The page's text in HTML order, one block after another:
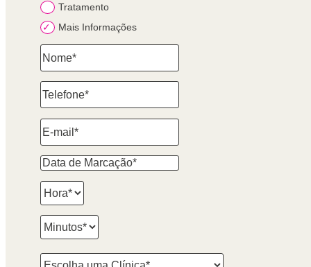
Tratamento
Mais Informações